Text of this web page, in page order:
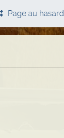
Page au hasard